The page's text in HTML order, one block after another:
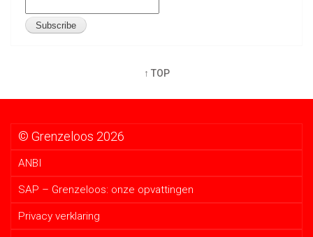
↑ TOP
© Grenzeloos 2026
ANBI
SAP – Grenzeloos: onze opvattingen
Privacy verklaring